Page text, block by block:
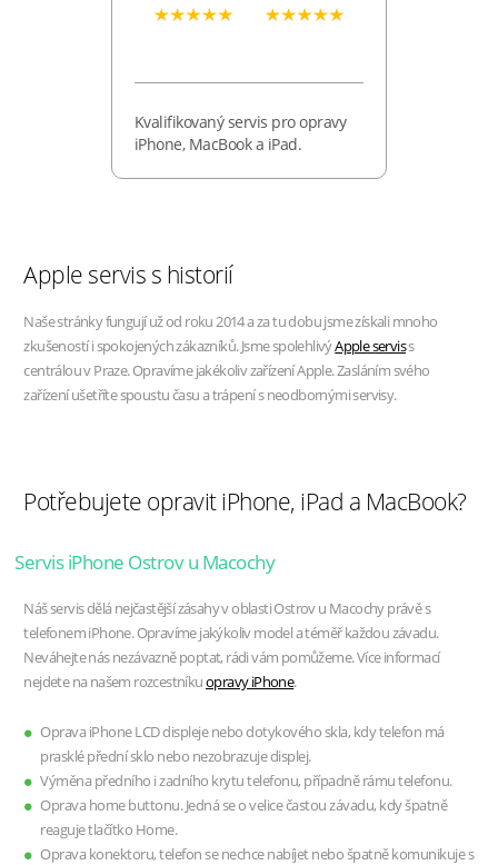
Kvalifikovaný servis pro opravy
iPhone, MacBook a iPad.
Apple servis s historií
Naše stránky fungují už od roku 2014 a za tu dobu jsme získali mnoho
zkušeností i spokojených zákazníků. Jsme spolehlivýApple serviss
centrálou v Praze. Opravíme jakékoliv zařízení Apple. Zasláním svého
zařízení ušetříte spoustu času a trápení s neodbornými servisy.
Potřebujete opravit iPhone, iPad a MacBook?
Servis iPhone Ostrov u Macochy
Náš servis dělá nejčastější zásahy v oblasti Ostrov u Macochy právě s
telefonem iPhone. Opravíme jakýkoliv model a téměř každou závadu.
Neváhejte nás nezávazně poptat, rádi vám pomůžeme. Více informací
nejdete na našem rozcestníkuopravy iPhone.
Oprava iPhone LCD displeje nebo dotykového skla, kdy telefon má
prasklé přední sklo nebo nezobrazuje displej.
Výměna předního i zadního krytu telefonu, případně rámu telefonu.
Oprava home buttonu. Jedná se o velice častou závadu, kdy špatně
reaguje tlačítko Home.
Oprava konektoru, telefon se nechce nabíjet nebo špatně komunikuje s